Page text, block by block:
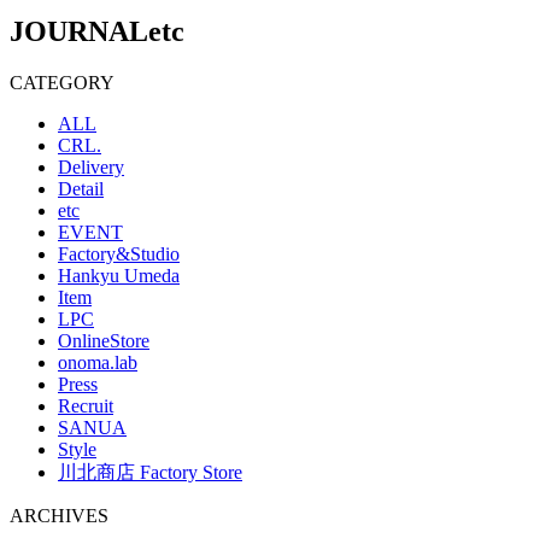
JOURNALetc
CATEGORY
ALL
CRL.
Delivery
Detail
etc
EVENT
Factory&Studio
Hankyu Umeda
Item
LPC
OnlineStore
onoma.lab
Press
Recruit
SANUA
Style
川北商店 Factory Store
ARCHIVES